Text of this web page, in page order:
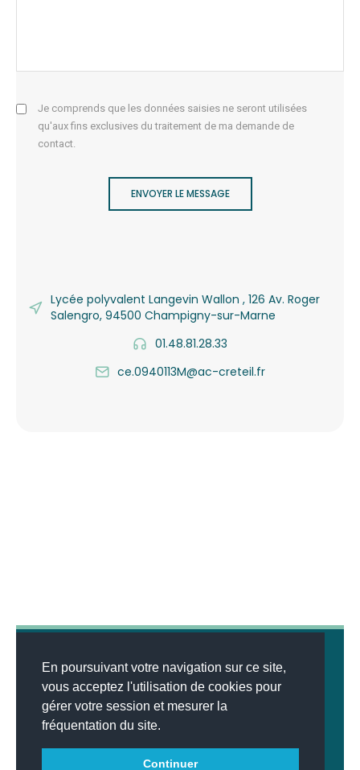
En poursuivant votre navigation sur ce site,
vous acceptez l'utilisation de cookies pour
gérer votre session et mesurer la
fréquentation du site.
Continuer
Je comprends que les données saisies ne seront utilisées
qu'aux fins exclusives du traitement de ma demande de
contact.
ENVOYER LE MESSAGE
Lycée polyvalent Langevin Wallon , 126 Av. Roger
Salengro, 94500 Champigny-sur-Marne
01.48.81.28.33
ce.0940113M@ac-creteil.fr
© 2026
INNOVATIONS™